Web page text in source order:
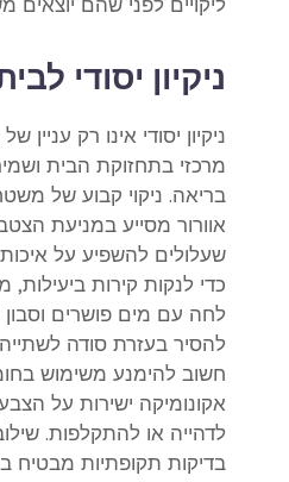
ליקויים לפני שהם יוצאים
ניקיון יסודי
ניקיון יסודי אינו רק
מרכזי בתחזוקת הבית
בריאה. ניקוי קבוע של
אוורור מסייע במניעת
שעלולים להשפיע על איכות
כדי לנקות קירות
לחה עם מים פושרים וסבון
להסיר בעזרת סודה
חשוב להימנע משימוש
אקונומיקה ישירות על
לדהייה או להתקלפות.
בדיקות תקופתיות מבטיח